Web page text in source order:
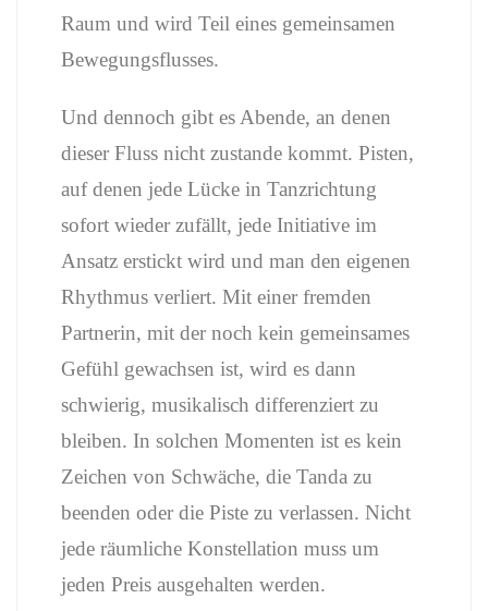
Raum und wird Teil eines gemeinsamen
Bewegungsflusses.
Und dennoch gibt es Abende, an denen
dieser Fluss nicht zustande kommt. Pisten,
auf denen jede Lücke in Tanzrichtung
sofort wieder zufällt, jede Initiative im
Ansatz erstickt wird und man den eigenen
Rhythmus verliert. Mit einer fremden
Partnerin, mit der noch kein gemeinsames
Gefühl gewachsen ist, wird es dann
schwierig, musikalisch differenziert zu
bleiben. In solchen Momenten ist es kein
Zeichen von Schwäche, die Tanda zu
beenden oder die Piste zu verlassen. Nicht
jede räumliche Konstellation muss um
jeden Preis ausgehalten werden.